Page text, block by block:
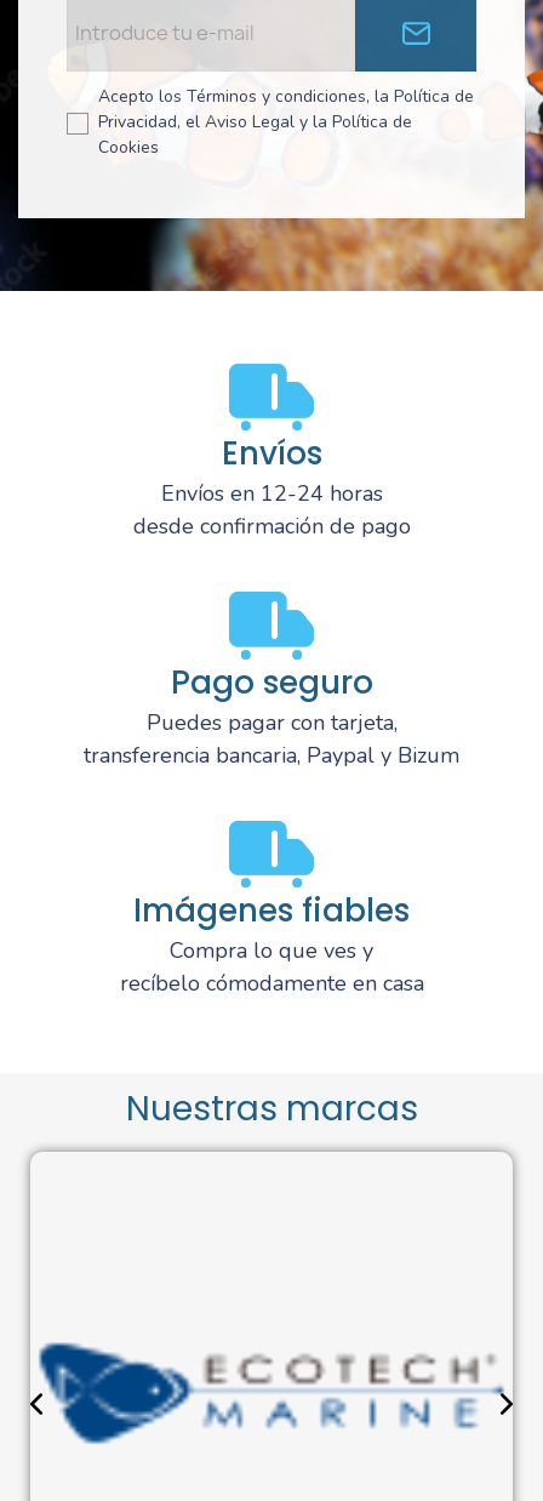
Acepto los Términos y condiciones, la Política de
Privacidad, el Aviso Legal y la Política de
Cookies
Envíos
Envíos en 12-24 horas
desde confirmación de pago
Pago seguro
Puedes pagar con tarjeta,
transferencia bancaria, Paypal y Bizum
Imágenes fiables
Compra lo que ves y
recíbelo cómodamente en casa
Nuestras marcas